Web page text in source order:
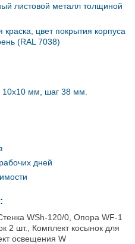
листовой металл толщиной
краска, цвет покрытия корпуса
(RAL 7038)
10х10 мм, шаг 38 мм.
дней
WSh-120/0, Опора WF-1
2 шт., Комплект косынок для
освещения W